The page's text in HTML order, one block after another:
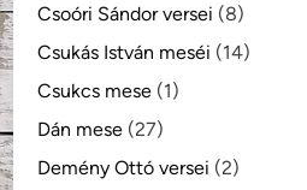
Csoóri Sándor versei (8)
Csukás István meséi (14)
Csukcs mese (1)
Dán mese (27)
Demény Ottó versei (2)